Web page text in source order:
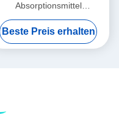
Absorptionsmittel
Filterpapier-Hitze-und
Feuchtigkeits-Austausch
Beste Preis erhalten